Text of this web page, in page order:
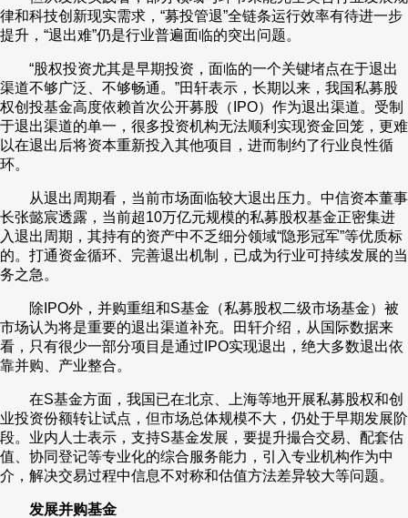
律和科技创新现实需求，“募投管退”全链条运行效率有待进一步
提升，“退出难”仍是行业普遍面临的突出问题。
“股权投资尤其是早期投资，面临的一个关键堵点在于退出
渠道不够广泛、不够畅通。”田轩表示，长期以来，我国私募股
权创投基金高度依赖首次公开募股（IPO）作为退出渠道。受制
于退出渠道的单一，很多投资机构无法顺利实现资金回笼，更难
以在退出后将资本重新投入其他项目，进而制约了行业良性循
环。
从退出周期看，当前市场面临较大退出压力。中信资本董事
长张懿宸透露，当前超10万亿元规模的私募股权基金正密集进
入退出周期，其持有的资产中不乏细分领域“隐形冠军”等优质标
的。打通资金循环、完善退出机制，已成为行业可持续发展的当
务之急。
除IPO外，并购重组和S基金（私募股权二级市场基金）被
市场认为将是重要的退出渠道补充。田轩介绍，从国际数据来
看，只有很少一部分项目是通过IPO实现退出，绝大多数退出依
靠并购、产业整合。
在S基金方面，我国已在北京、上海等地开展私募股权和创
业投资份额转让试点，但市场总体规模不大，仍处于早期发展阶
段。业内人士表示，支持S基金发展，要提升撮合交易、配套估
值、协同登记等专业化的综合服务能力，引入专业机构作为中
介，解决交易过程中信息不对称和估值方法差异较大等问题。
发展并购基金